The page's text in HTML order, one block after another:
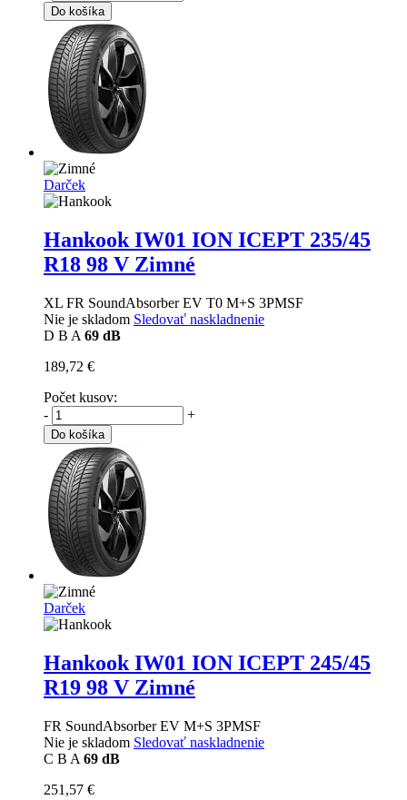
Do košíka
Darček
Hankook IW01 ION ICEPT 235/45
R18 98 V Zimné
XL FR SoundAbsorber EV T0 M+S 3PMSF
Nie je skladom Sledovať naskladnenie
D B A 69 dB
189,72 €
Počet kusov:
-
+
Do košíka
Darček
Hankook IW01 ION ICEPT 245/45
R19 98 V Zimné
FR SoundAbsorber EV M+S 3PMSF
Nie je skladom Sledovať naskladnenie
C B A 69 dB
251,57 €